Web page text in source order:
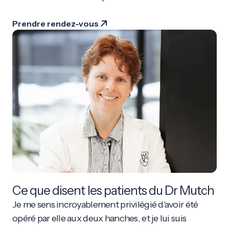
Prendre rendez-vous
Ce que disent les patients du Dr Mutch
Je me sens incroyablement privilégié d'avoir été
opéré par elle aux deux hanches, et je lui suis